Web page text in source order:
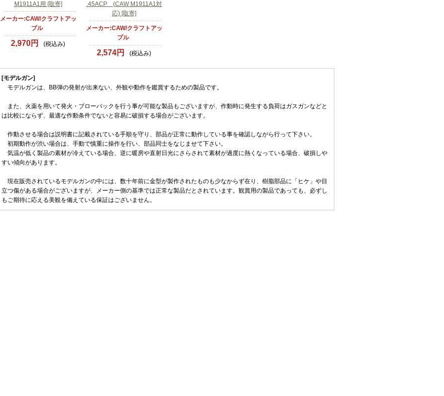
M1911A1用 [取寄]
メーカー:CAW/クラフトアッ
プル
2,970円 (税込み)
.45ACP (CAW M1911A1対
応) [取寄]
メーカー:CAW/クラフトアッ
プル
2,574円 (税込み)
[モデルガン]
モデルガンは、BB弾の発射が出来ない、外観や動作を鑑賞するための製品です。
また、火薬を用いて発火・ブローバックを行う事が可能な製品もございますが、作動時に発生する負荷はガスガンなどと
は比較にならず、最適な作動条件でないと容易に破損する場合がございます。
作動させる場合は説明書に記載されている手順を守り、部品が正常に動作している事を確認しながら行って下さい。
初期動作が渋い場合は、手動で慎重に操作を行い、部品同士をなじませて下さい。
気温が低く製品の素材が冷えている場合、逆に暖房や直射日光にさらされて素材が過度に熱くなっている場合、破損しや
すい傾向があります。
現在販売されているモデルガンの中には、数十年前に金型が製作されたものも少なからず在り、樹脂部品に「ヒケ」や目
立つ傷がある場合がございますが、メーカー側の基準では正常な製品だとされています。観賞用の製品であっても、必ずし
もご期待に応える美観を備えている保証はございません。